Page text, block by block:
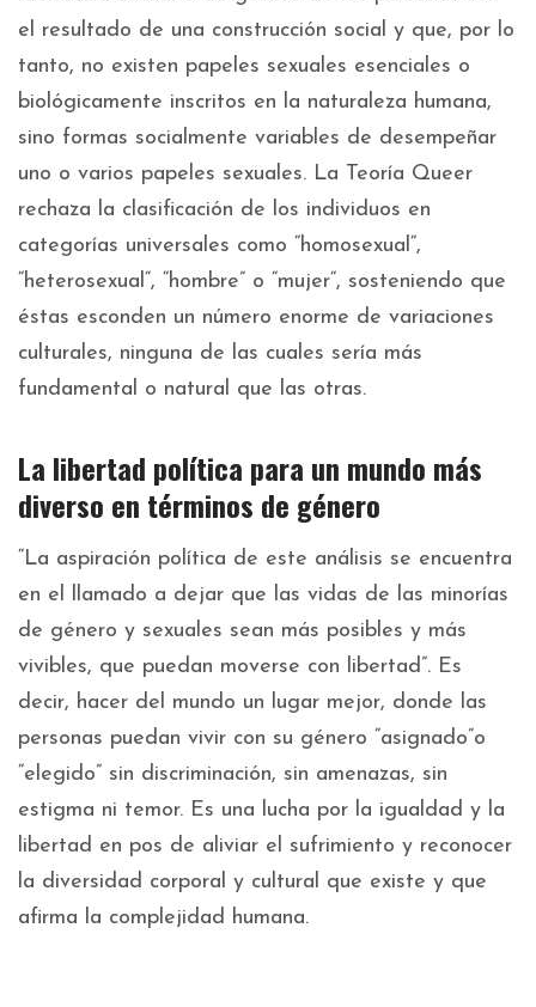
el resultado de una construcción social y que, por lo
tanto, no existen papeles sexuales esenciales o
biológicamente inscritos en la naturaleza humana,
sino formas socialmente variables de desempeñar
uno o varios papeles sexuales. La Teoría Queer
rechaza la clasificación de los individuos en
categorías universales como “homosexual“,
“heterosexual“, “hombre” o “mujer“, sosteniendo que
éstas esconden un número enorme de variaciones
culturales, ninguna de las cuales sería más
fundamental o natural que las otras.
La libertad política para un mundo más
diverso en términos de género
“La aspiración política de este análisis se encuentra
en el llamado a dejar que las vidas de las minorías
de género y sexuales sean más posibles y más
vivibles, que puedan moverse con libertad”. Es
decir, hacer del mundo un lugar mejor, donde las
personas puedan vivir con su género “asignado”o
“elegido” sin discriminación, sin amenazas, sin
estigma ni temor. Es una lucha por la igualdad y la
libertad en pos de aliviar el sufrimiento y reconocer
la diversidad corporal y cultural que existe y que
afirma la complejidad humana.